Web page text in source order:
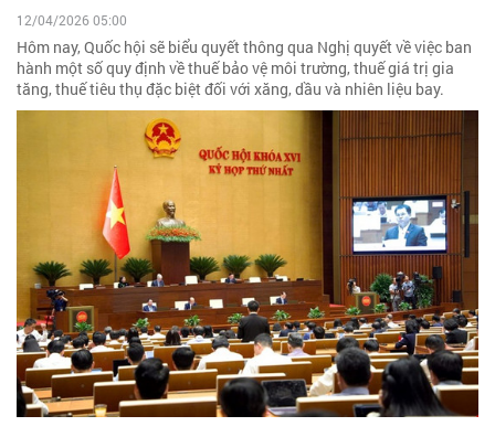
12/04/2026 05:00
Hôm nay, Quốc hội sẽ biểu quyết thông qua Nghị quyết về việc ban
hành một số quy định về thuế bảo vệ môi trường, thuế giá trị gia
tăng, thuế tiêu thụ đặc biệt đối với xăng, dầu và nhiên liệu bay.